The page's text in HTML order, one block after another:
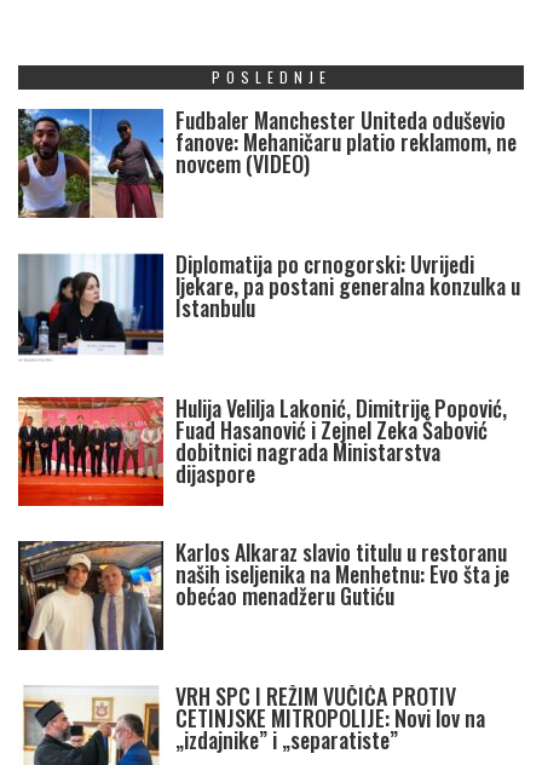
POSLEDNJE
Fudbaler Manchester Uniteda oduševio
fanove: Mehaničaru platio reklamom, ne
novcem (VIDEO)
Diplomatija po crnogorski: Uvrijedi
ljekare, pa postani generalna konzulka u
Istanbulu
Hulija Velilja Lakonić, Dimitrije Popović,
Fuad Hasanović i Zejnel Zeka Šabović
dobitnici nagrada Ministarstva
dijaspore
Karlos Alkaraz slavio titulu u restoranu
naših iseljenika na Menhetnu: Evo šta je
obećao menadžeru Gutiću
VRH SPC I REŽIM VUČIĆA PROTIV
CETINJSKE MITROPOLIJE: Novi lov na
„izdajnike” i „separatiste”